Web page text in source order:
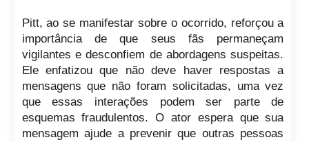
Pitt, ao se manifestar sobre o ocorrido, reforçou a
importância de que seus fãs permaneçam
vigilantes e desconfiem de abordagens suspeitas.
Ele enfatizou que não deve haver respostas a
mensagens que não foram solicitadas, uma vez
que essas interações podem ser parte de
esquemas fraudulentos. O ator espera que sua
mensagem ajude a prevenir que outras pessoas